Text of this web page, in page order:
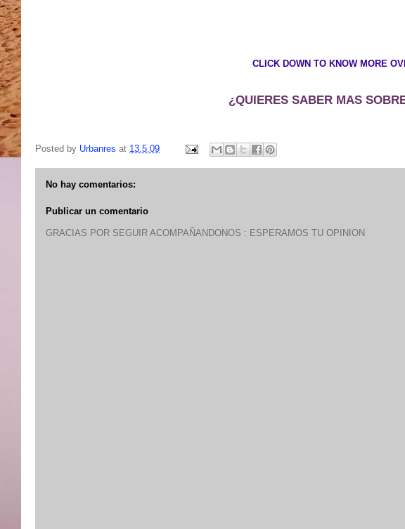
CLICK DOWN TO KNOW MORE
¿QUIERES SABER MAS
Posted by Urbanres at 13.5.09
No hay comentarios:
Publicar un comentario
GRACIAS POR SEGUIR ACOMPAÑANDONOS : ESPERAMOS TU OPINION